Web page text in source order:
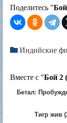
Поделитесь "
Индийские
Вместе с "Бой 2
Бетал:
Тигр жив